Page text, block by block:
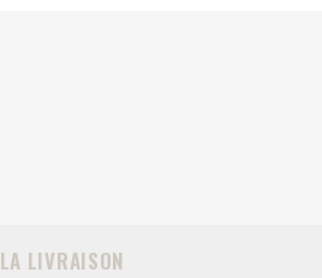
LA LIVRAISON